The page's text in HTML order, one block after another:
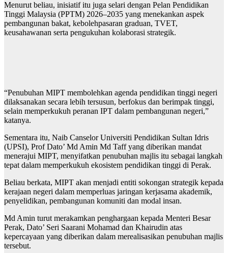
Menurut beliau, inisiatif itu juga selari dengan Pelan Pendidikan
Tinggi Malaysia (PPTM) 2026–2035 yang menekankan aspek
pembangunan bakat, kebolehpasaran graduan, TVET,
keusahawanan serta pengukuhan kolaborasi strategik.
“Penubuhan MIPT membolehkan agenda pendidikan tinggi negeri
dilaksanakan secara lebih tersusun, berfokus dan berimpak tinggi,
selain memperkukuh peranan IPT dalam pembangunan negeri,”
katanya.
Sementara itu, Naib Canselor Universiti Pendidikan Sultan Idris
(UPSI), Prof Dato’ Md Amin Md Taff yang diberikan mandat
menerajui MIPT, menyifatkan penubuhan majlis itu sebagai langkah
tepat dalam memperkukuh ekosistem pendidikan tinggi di Perak.
Beliau berkata, MIPT akan menjadi entiti sokongan strategik kepada
kerajaan negeri dalam memperluas jaringan kerjasama akademik,
penyelidikan, pembangunan komuniti dan modal insan.
Md Amin turut merakamkan penghargaan kepada Menteri Besar
Perak, Dato’ Seri Saarani Mohamad dan Khairudin atas
kepercayaan yang diberikan dalam merealisasikan penubuhan majlis
tersebut.